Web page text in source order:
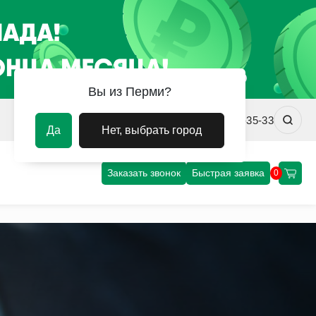
prm@uvm-steel.ru +7 (342) 256-35-33
Заказать звонок Быстрая заявка 0
Вы из Перми?
Да Нет, выбрать город